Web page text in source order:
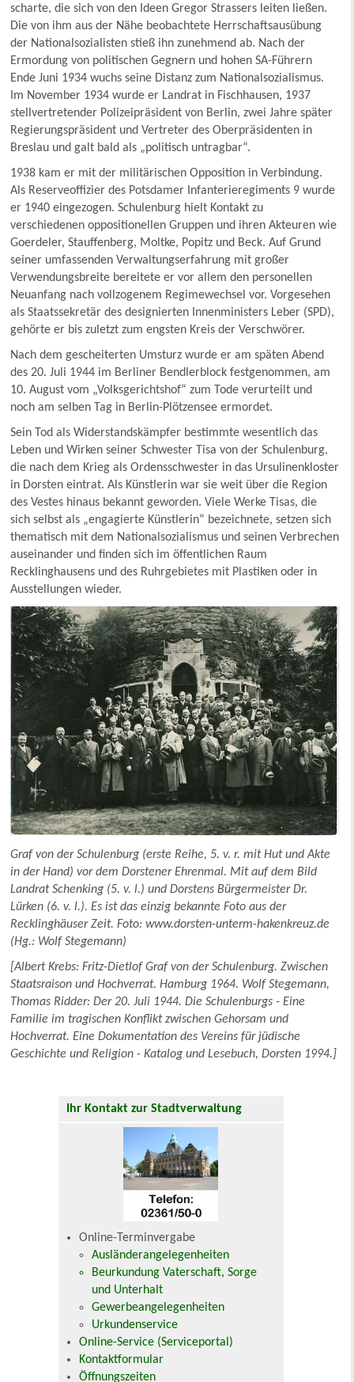
scharte, die sich von den Ideen Gregor Strassers leiten ließen.
Die von ihm aus der Nähe beobachtete Herrschaftsausübung
der Nationalsozialisten stieß ihn zunehmend ab. Nach der
Ermordung von politischen Gegnern und hohen SA-Führern
Ende Juni 1934 wuchs seine Distanz zum Nationalsozialismus.
Im November 1934 wurde er Landrat in Fischhausen, 1937
stellvertretender Polizeipräsident von Berlin, zwei Jahre später
Regierungspräsident und Vertreter des Oberpräsidenten in
Breslau und galt bald als „politisch untragbar“.
1938 kam er mit der militärischen Opposition in Verbindung.
Als Reserveoffizier des Potsdamer Infanterieregiments 9 wurde
er 1940 eingezogen. Schulenburg hielt Kontakt zu
verschiedenen oppositionellen Gruppen und ihren Akteuren wie
Goerdeler, Stauffenberg, Moltke, Popitz und Beck. Auf Grund
seiner umfassenden Verwaltungserfahrung mit großer
Verwendungsbreite bereitete er vor allem den personellen
Neuanfang nach vollzogenem Regimewechsel vor. Vorgesehen
als Staatssekretär des designierten Innenministers Leber (SPD),
gehörte er bis zuletzt zum engsten Kreis der Verschwörer.
Nach dem gescheiterten Umsturz wurde er am späten Abend
des 20. Juli 1944 im Berliner Bendlerblock festgenommen, am
10. August vom „Volksgerichtshof“ zum Tode verurteilt und
noch am selben Tag in Berlin-Plötzensee ermordet.
Sein Tod als Widerstandskämpfer bestimmte wesentlich das
Leben und Wirken seiner Schwester Tisa von der Schulenburg,
die nach dem Krieg als Ordensschwester in das Ursulinenkloster
in Dorsten eintrat. Als Künstlerin war sie weit über die Region
des Vestes hinaus bekannt geworden. Viele Werke Tisas, die
sich selbst als „engagierte Künstlerin“ bezeichnete, setzen sich
thematisch mit dem Nationalsozialismus und seinen Verbrechen
auseinander und finden sich im öffentlichen Raum
Recklinghausens und des Ruhrgebietes mit Plastiken oder in
Ausstellungen wieder.
Graf von der Schulenburg (erste Reihe, 5. v. r. mit Hut und Akte
in der Hand) vor dem Dorstener Ehrenmal. Mit auf dem Bild
Landrat Schenking (5. v. l.) und Dorstens Bürgermeister Dr.
Lürken (6. v. l.). Es ist das einzig bekannte Foto aus der
Recklinghäuser Zeit. Foto: www.dorsten-unterm-hakenkreuz.de
(Hg.: Wolf Stegemann)
[Albert Krebs: Fritz-Dietlof Graf von der Schulenburg. Zwischen
Staatsraison und Hochverrat. Hamburg 1964. Wolf Stegemann,
Thomas Ridder: Der 20. Juli 1944. Die Schulenburgs - Eine
Familie im tragischen Konflikt zwischen Gehorsam und
Hochverrat. Eine Dokumentation des Vereins für jüdische
Geschichte und Religion - Katalog und Lesebuch, Dorsten 1994.]
Ihr Kontakt zur Stadtverwaltung
Online-Terminvergabe
Ausländerangelegenheiten
Beurkundung Vaterschaft, Sorge
und Unterhalt
Gewerbeangelegenheiten
Urkundenservice
Online-Service (Serviceportal)
Kontaktformular
Öffnungszeiten